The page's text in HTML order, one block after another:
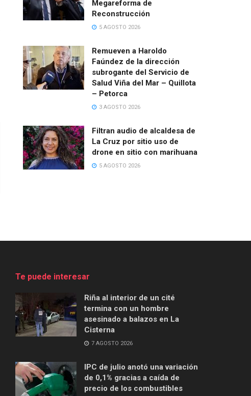
Megareforma de
Reconstrucción
5 AGOSTO 2026
Remueven a Haroldo
Faúndez de la dirección
subrogante del Servicio de
Salud Viña del Mar – Quillota
– Petorca
3 AGOSTO 2026
Filtran audio de alcaldesa de
La Cruz por sitio uso de
drone en sitio con marihuana
5 AGOSTO 2026
Te puede interesar
Riña al interior de un cité
termina con un hombre
asesinado a balazos en La
Cisterna
7 AGOSTO 2026
IPC de julio anotó una variación
de 0,1% gracias a caída de
precio de los combustibles